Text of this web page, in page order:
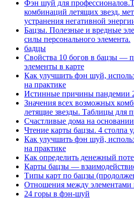
Фэн шуй для
комбинаций летящих звезд,
устранения негативной
Бацзы. Полезные и вредные
силы персонального элемента.
бадцы
Свойства 10 богов в бацзы —
элементы в карте
Как улучшить фэн шуй,
на практике
Истинные причины пандемии
Значения всех возможных
летящие звезды. Таблицы для
Счастливые дома на
Чтение карты бацзы. 4 столпа
Как улучшить фэн шуй,
на практике
Как определить денежный
Карты бацзы —
Типы карт по бацзы
Отношения между элементами
24 горы в фэн-шуй